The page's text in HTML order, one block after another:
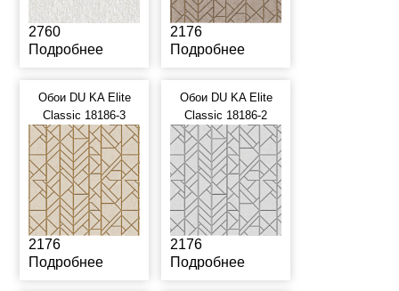
2760
Подробнее
2176
Подробнее
Обои DU KA Elite
Classic 18186-3
2176
Подробнее
Обои DU KA Elite
Classic 18186-2
2176
Подробнее